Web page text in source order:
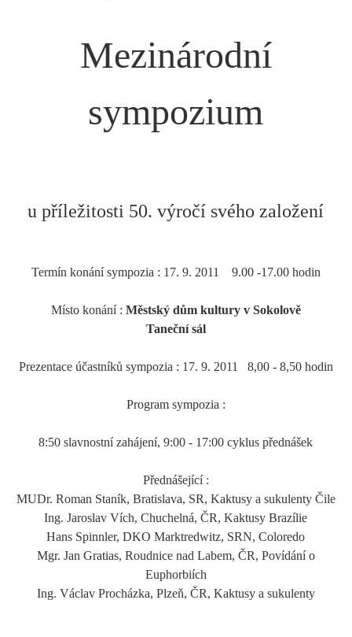
Mezinárodní
sympozium
u příležitosti 50. výročí svého založení
Termín konání sympozia : 17. 9. 2011 9.00 -17.00 hodin
Místo konání : Městský dům kultury v Sokolově
Taneční sál
Prezentace účastníků sympozia : 17. 9. 2011 8,00 - 8,50 hodin
Program sympozia :
8:50 slavnostní zahájení, 9:00 - 17:00 cyklus přednášek
Přednášející :
MUDr. Roman Staník, Bratislava, SR, Kaktusy a sukulenty Čile
Ing. Jaroslav Vích, Chuchelná, ČR, Kaktusy Brazílie
Hans Spinnler, DKO Marktredwitz, SRN, Coloredo
Mgr. Jan Gratias, Roudnice nad Labem, ČR, Povídání o
Euphorbiích
Ing. Václav Procházka, Plzeň, ČR, Kaktusy a sukulenty